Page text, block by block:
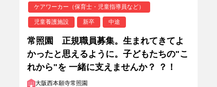
ケアワーカー（保育士・児童指導員など）
児童養護施設 新卒 中途
常照園 正規職員募集。生まれてきてよ
かったと思えるように。子どもたちの"こ
れから"を 一緒に支えませんか？ ？！
大阪西本願寺常照園